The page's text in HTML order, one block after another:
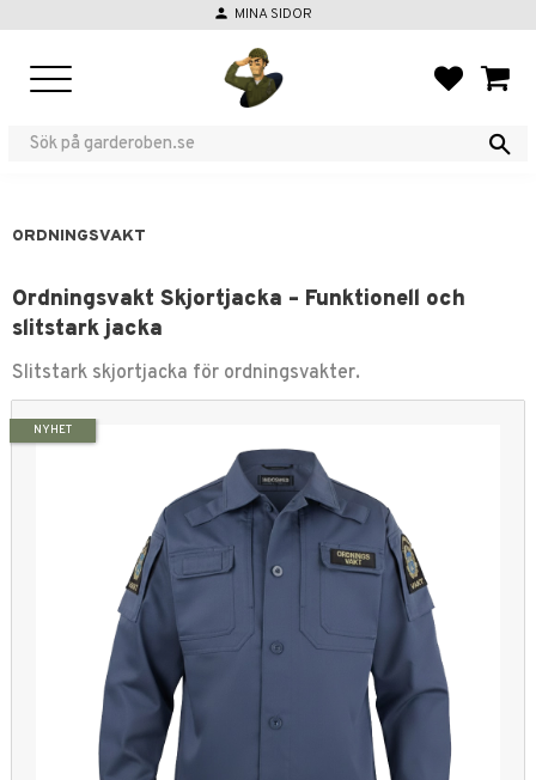
person MINA SIDOR
ORDNINGSVAKT
Ordningsvakt Skjortjacka – Funktionell och
slitstark jacka
Slitstark skjortjacka för ordningsvakter.
NYHET